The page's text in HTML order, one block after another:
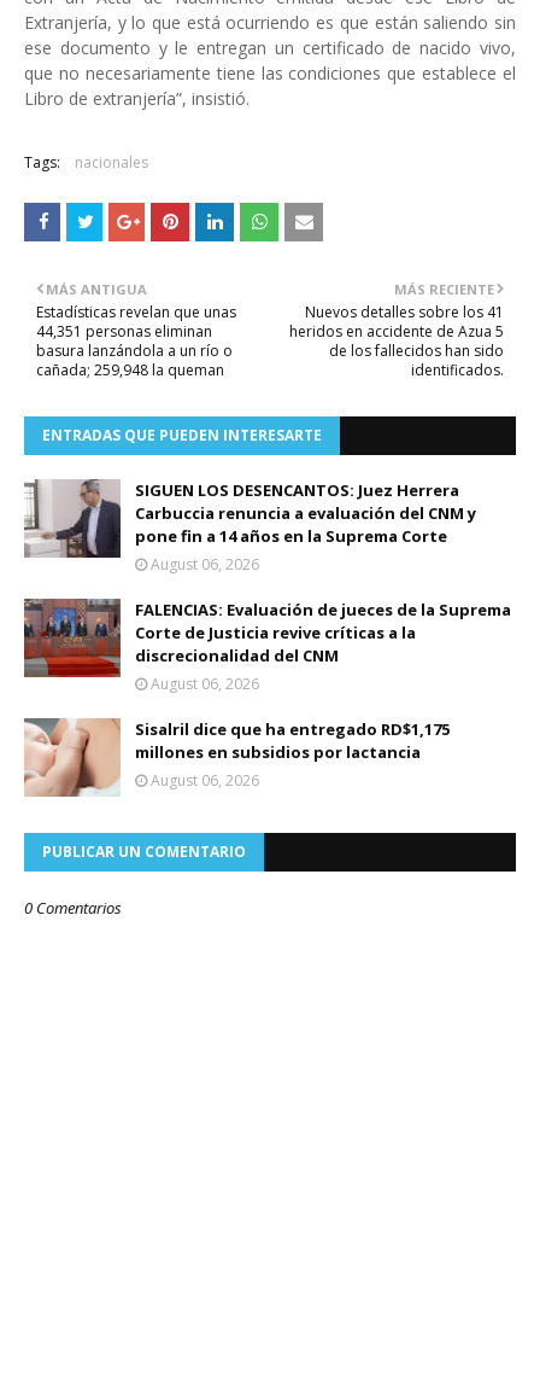
Extranjería, y lo que está ocurriendo es que están saliendo sin
ese documento y le entregan un certificado de nacido vivo,
que no necesariamente tiene las condiciones que establece el
Libro de extranjería”, insistió.
Tags: nacionales
MÁS RECIENTE
Nuevos detalles sobre los 41
heridos en accidente de Azua 5
de los fallecidos han sido
identificados.
MÁS ANTIGUA
Estadísticas revelan que unas
44,351 personas eliminan
basura lanzándola a un río o
cañada; 259,948 la queman
ENTRADAS QUE PUEDEN INTERESARTE
SIGUEN LOS DESENCANTOS: Juez Herrera
Carbuccia renuncia a evaluación del CNM y
pone fin a 14 años en la Suprema Corte
August 06, 2026
FALENCIAS: Evaluación de jueces de la Suprema
Corte de Justicia revive críticas a la
discrecionalidad del CNM
August 06, 2026
Sisalril dice que ha entregado RD$1,175
millones en subsidios por lactancia
August 06, 2026
PUBLICAR UN COMENTARIO
0 Comentarios